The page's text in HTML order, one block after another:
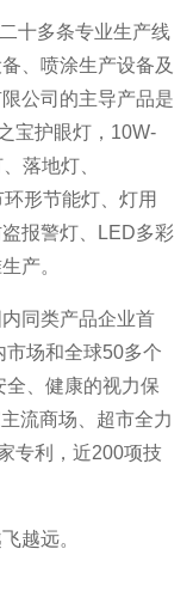
十多条专业生产线
、喷涂生产设备及
公司的主导产品是
宝护眼灯，10W-
落地灯、
形节能灯、灯用
报警灯、LED多彩
产。
同类产品企业首
场和全球50多个
全、健康的视力保
流商场、超市全力
专利，近200项技
越远。